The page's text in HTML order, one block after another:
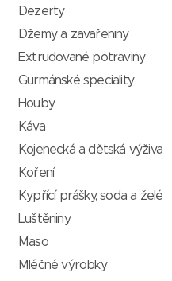
Dezerty
Džemy a zavařeniny
Extrudované potraviny
Gurmánské speciality
Houby
Káva
Kojenecká a dětská výživa
Koření
Kypřící prášky, soda a želé
Luštěniny
Maso
Mléčné výrobky